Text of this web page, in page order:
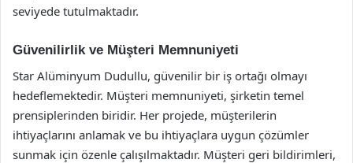
seviyede tutulmaktadır.
Güvenilirlik ve Müşteri Memnuniyeti
Star Alüminyum Dudullu, güvenilir bir iş ortağı olmayı
hedeflemektedir. Müşteri memnuniyeti, şirketin temel
prensiplerinden biridir. Her projede, müşterilerin
ihtiyaçlarını anlamak ve bu ihtiyaçlara uygun çözümler
sunmak için özenle çalışılmaktadır. Müşteri geri bildirimleri,